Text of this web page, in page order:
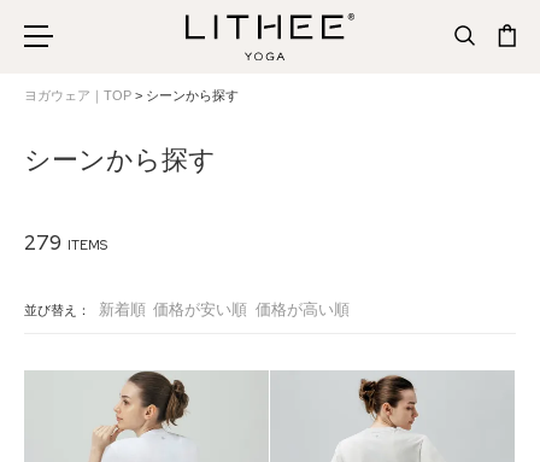
ヨガウェア｜TOP シーンから探す
シーンから探す
並び替え 新着順 価格が安い順 価格が高い順
279